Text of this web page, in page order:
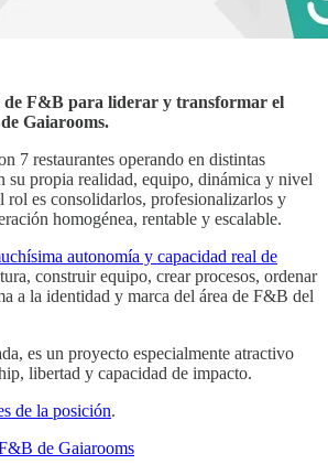
de F&B para liderar y transformar el
Gaiarooms.
7 restaurantes operando en distintas
su propia realidad, equipo, dinámica y nivel
rol es consolidarlos, profesionalizarlos y
homogénea, rentable y escalable.
autonomía y capacidad real de
construir equipo, crear procesos, ordenar
a la identidad y marca del área de F&B del
es un proyecto especialmente atractivo
libertad y capacidad de impacto.
de la posición.
de Gaiarooms